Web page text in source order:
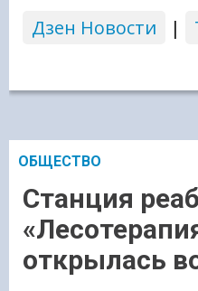
Дзен Новости
|
ОБЩЕСТВО
Станция
открылась